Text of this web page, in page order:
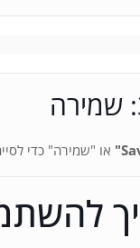
או "שמירה" כדי